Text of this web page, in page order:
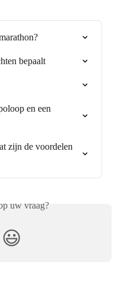
bepaalt
en een
zijn de voordelen
uw vraag?
😃